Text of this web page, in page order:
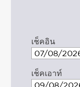
เช็คอิน
เช็คเอาท์